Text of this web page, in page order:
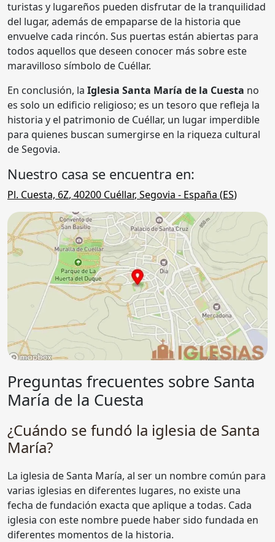
turistas y lugareños pueden disfrutar de la tranquilidad
del lugar, además de empaparse de la historia que
envuelve cada rincón. Sus puertas están abiertas para
todos aquellos que deseen conocer más sobre este
maravilloso símbolo de Cuéllar.
En conclusión, la Iglesia Santa María de la Cuesta no
es solo un edificio religioso; es un tesoro que refleja la
historia y el patrimonio de Cuéllar, un lugar imperdible
para quienes buscan sumergirse en la riqueza cultural
de Segovia.
Nuestro casa se encuentra en:
Pl. Cuesta, 6Z, 40200 Cuéllar, Segovia - España (ES)
Preguntas frecuentes sobre Santa
María de la Cuesta
¿Cuándo se fundó la iglesia de Santa
María?
La iglesia de Santa María, al ser un nombre común para
varias iglesias en diferentes lugares, no existe una
fecha de fundación exacta que aplique a todas. Cada
iglesia con este nombre puede haber sido fundada en
diferentes momentos de la historia.